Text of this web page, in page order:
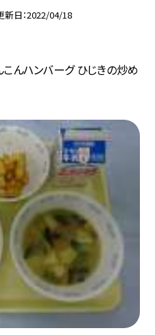
新日 2022/04/18
んハンバーグ ひじきの炒め